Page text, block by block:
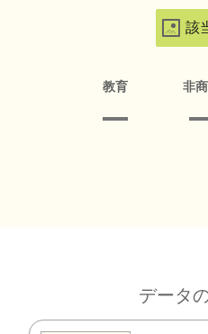
該
教育 非
データ